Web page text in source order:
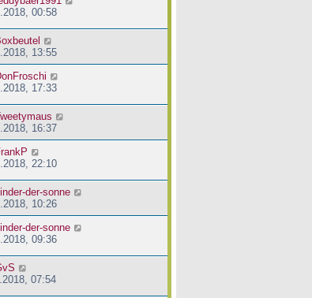
00:58
13:55
17:33
16:37
22:10
der-sonne
10:26
der-sonne
09:36
07:54